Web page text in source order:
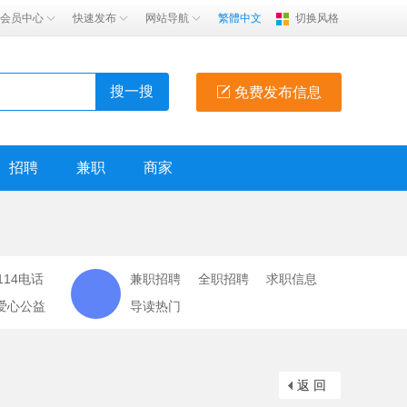
会员中心 快速发布 网站导航 繁體中文 切换风格
免费发布信息
搜一搜
招聘 兼职 商家
电话
心公益
兼职招聘 全职招聘
求职信息
导读热门
返 回